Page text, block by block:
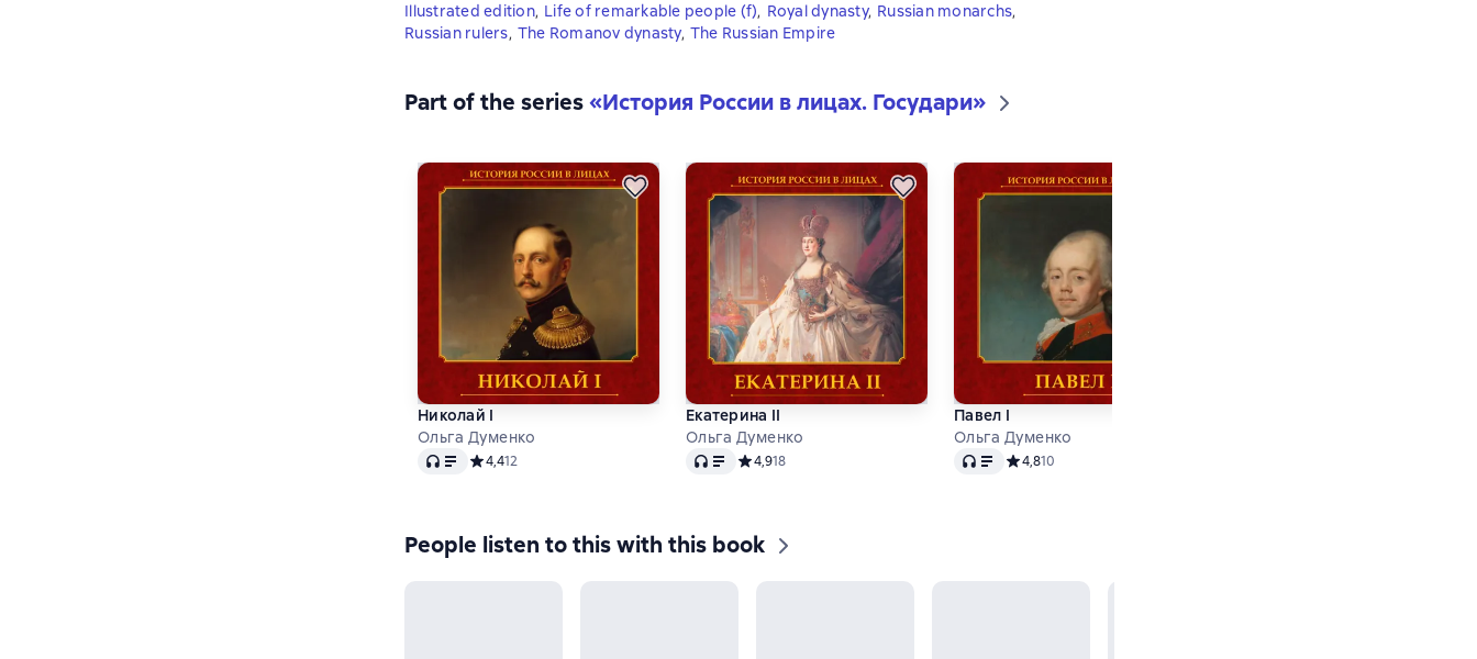
Illustrated edition, Life of remarkable people (f), Royal dynasty, Russian monarchs,
Russian rulers, The Romanov dynasty, The Russian Empire
Part of the series«История России в лицах. Государи»
Николай I
Ольга Думенко
Audio Средний рейтинг 4,4 на основе 12 оценок
4,412
Екатерина II
Ольга Думенко
Audio Средний рейтинг 4,9 на основе 18 оценок
4,918
Павел I
Ольга Думенко
Audio Средний рейтинг 4,8 на основе 10 оценок
4,810
People listen to this with this book